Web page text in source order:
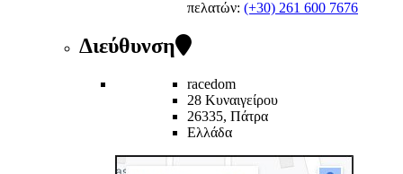
πελατών: (+30) 261 600 7676
Διεύθυνση
racedom
28 Κυναιγείρου
26335, Πάτρα
Ελλάδα